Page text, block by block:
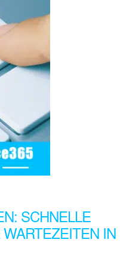
SCHNELLE
IN